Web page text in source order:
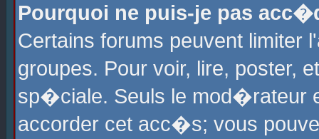
Pourquoi ne puis-je pas
Certains forums peuvent
groupes. Pour voir, lire, poster,
sp�ciale. Seuls le mod�rateur
accorder cet acc�s; vous